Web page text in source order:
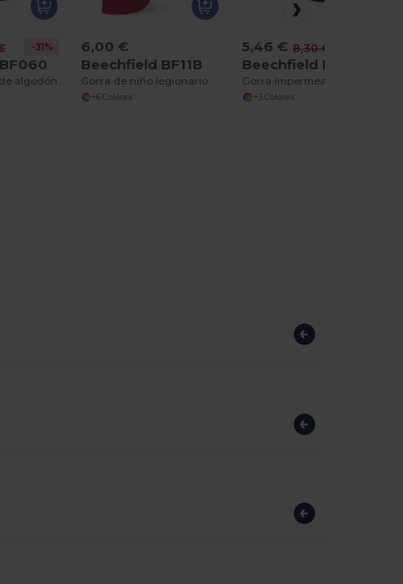
-31%
6,00 €
Beechfield BF11B
Gorra de niño legionario
+6 Colores
5,46 € 8,30 €
Beechfield BF187
+3 Colores